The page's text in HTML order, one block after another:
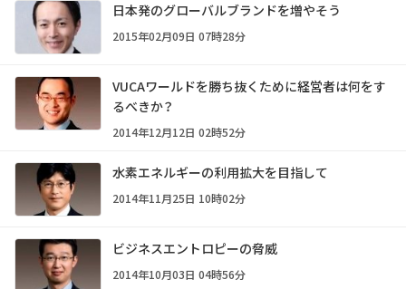
日本発のグローバルブランドを増やそう
2015年02月09日 07時28分
VUCAワールドを勝ち抜くために経営者は何をす
るべきか？
2014年12月12日 02時52分
水素エネルギーの利用拡大を目指して
2014年11月25日 10時02分
ビジネスエントロピーの脅威
2014年10月03日 04時56分